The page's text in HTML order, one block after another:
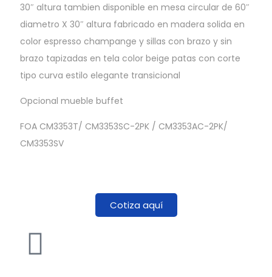
30″ altura tambien disponible en mesa circular de 60″
diametro X 30″ altura fabricado en madera solida en
color espresso champange y sillas con brazo y sin
brazo tapizadas en tela color beige patas con corte
tipo curva estilo elegante transicional
Opcional mueble buffet
FOA CM3353T/ CM3353SC-2PK / CM3353AC-2PK/
CM3353SV
Cotiza aquí